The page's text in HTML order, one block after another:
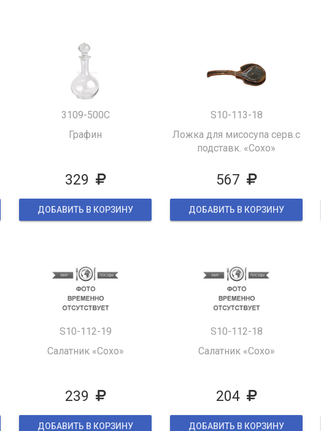
3109-500C
Графин
329
ДОБАВИТЬ В КОРЗИНУ
S10-113-18
Ложка для мисосупа серв.с
подставк. «Сохо»
567
ДОБАВИТЬ В КОРЗИНУ
S10-112-19
Салатник «Сохо»
239
ДОБАВИТЬ В КОРЗИНУ
S10-112-18
Салатник «Сохо»
204
ДОБАВИТЬ В КОРЗИНУ